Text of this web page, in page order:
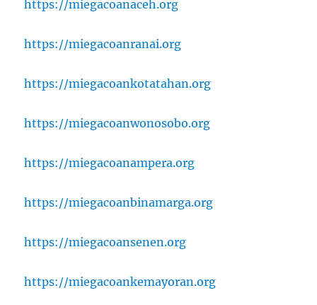
https://miegacoanaceh.org
https://miegacoanranai.org
https://miegacoankotatahan.org
https://miegacoanwonosobo.org
https://miegacoanampera.org
https://miegacoanbinamarga.org
https://miegacoansenen.org
https://miegacoankemayoran.org